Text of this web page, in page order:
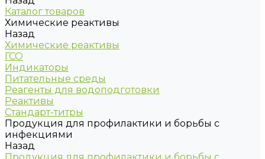
Каталог товаров
Химические реактивы
Назад
Химические реактивы
ГСО
Индикаторы
Питательные среды
Реагенты для водоподготовки
Реактивы
Стандарт-титры
Продукция для профилактики и борьбы с
инфекциями
Назад